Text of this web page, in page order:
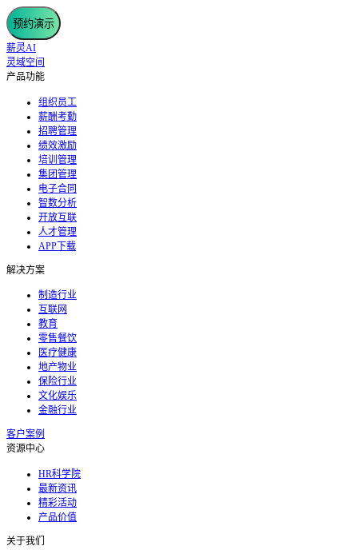
预约演示
薪灵AI
灵域空间
产品功能
组织员工
薪酬考勤
招聘管理
绩效激励
培训管理
集团管理
电子合同
智数分析
开放互联
人才管理
APP下载
解决方案
制造行业
互联网
教育
零售餐饮
医疗健康
地产物业
保险行业
文化娱乐
金融行业
客户案例
资源中心
HR科学院
最新资讯
精彩活动
产品价值
关于我们